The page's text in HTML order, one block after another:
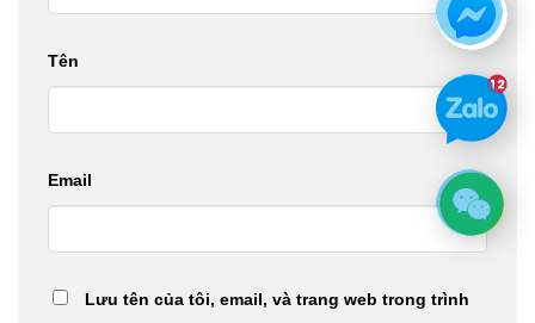
Tên
Email
Lưu tên của tôi, email, và trang web trong trình